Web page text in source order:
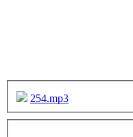
254.mp3